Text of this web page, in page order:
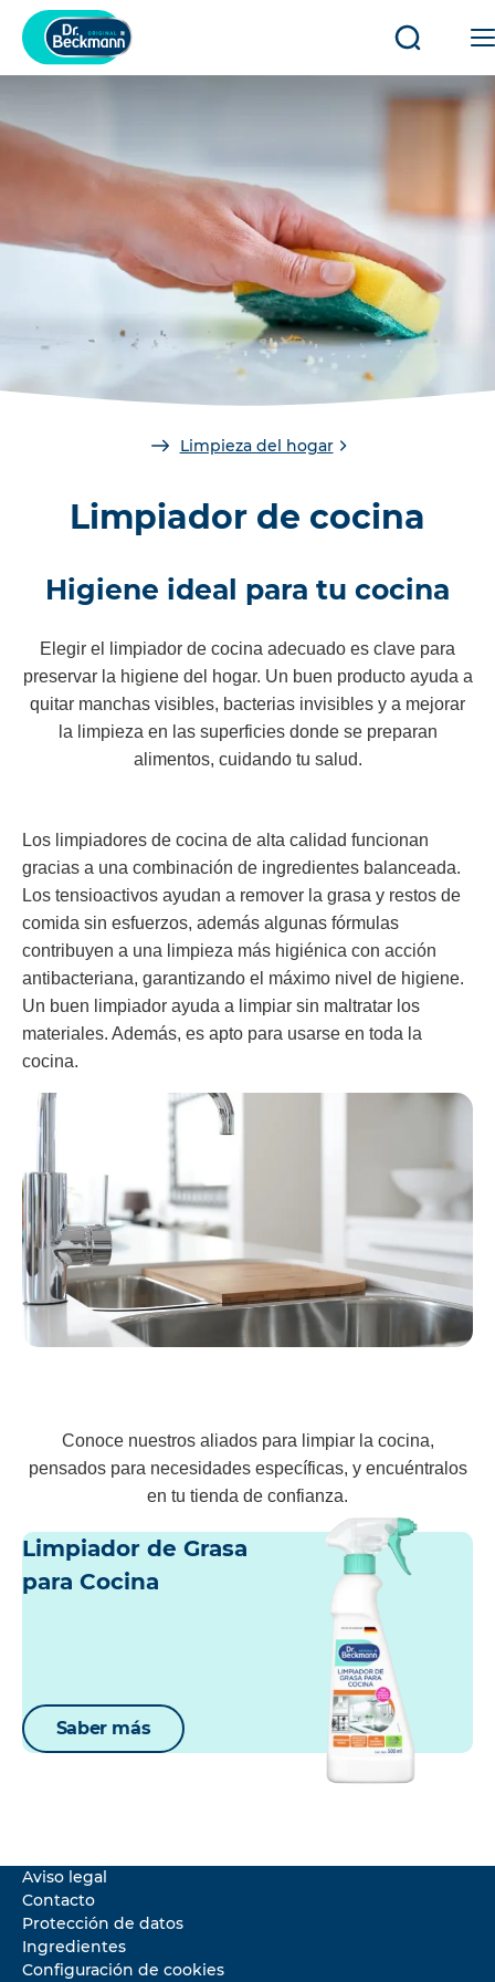
Abrir/
Limpieza del hogar
Limpiador de cocina
Higiene ideal para tu cocina
Elegir el limpiador de cocina adecuado es clave para
preservar la higiene del hogar. Un buen producto ayuda a
quitar manchas visibles, bacterias invisibles y a mejorar
la limpieza en las superficies donde se preparan
alimentos, cuidando tu salud.
Los limpiadores de cocina de alta calidad funcionan
gracias a una combinación de ingredientes balanceada.
Los tensioactivos ayudan a remover la grasa y restos de
comida sin esfuerzos, además algunas fórmulas
contribuyen a una limpieza más higiénica con acción
antibacteriana, garantizando el máximo nivel de higiene.
Un buen limpiador ayuda a limpiar sin maltratar los
materiales. Además, es apto para usarse en toda la
cocina.
Conoce nuestros aliados para limpiar la cocina,
pensados para necesidades específicas, y encuéntralos
en tu tienda de confianza.
Limpiador de Grasa
para Cocina
Saber más
Aviso legal
Contacto
Protección de datos
Ingredientes
Configuración de cookies